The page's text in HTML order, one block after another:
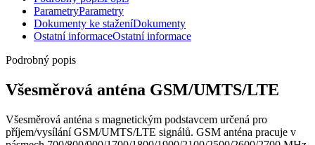
ParametryParametry
Dokumenty ke staženíDokumenty
Ostatní informaceOstatní informace
Podrobný popis
Všesměrová anténa GSM/UMTS/LTE
Všesměrová anténa s magnetickým podstavcem určená pro
příjem/vysíláníGSM/UMTS/LTE signálů. GSM anténa pracuje v